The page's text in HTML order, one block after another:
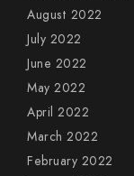
August 2022
July 2022
June 2022
May 2022
April 2022
March 2022
February 2022